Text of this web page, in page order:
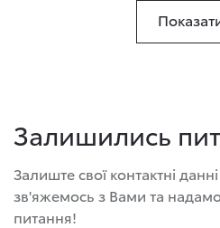
Залишились
Залиште свої контактні
зв'яжемось з Вами та надамо
питання!